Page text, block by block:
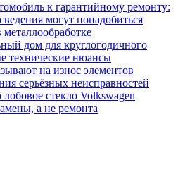
к гарантийному ремонту:
могут понадобиться
дом для круглогодичного
технические нюансы
на износ элементов
серьёзных неисправностей
стекло Volkswagen
а не ремонта